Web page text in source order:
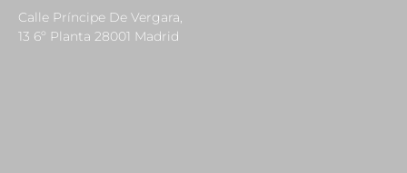
Calle Príncipe De Vergara,
13 6º Planta 28001 Madrid